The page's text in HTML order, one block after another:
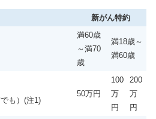
新がん特約
満60歳
～満70
歳
満18歳～
満60歳
も）(注1)
50万円
100
万
円
200
万
円